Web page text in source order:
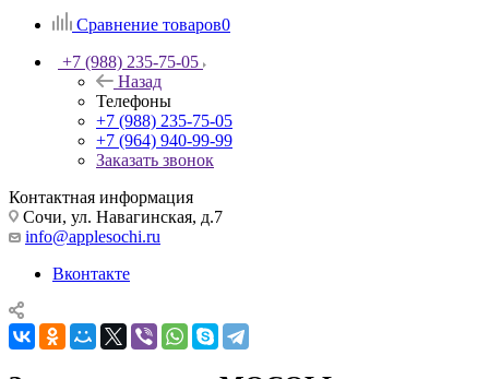
Сравнение товаров0
+7 (988) 235-75-05
Назад
Телефоны
+7 (988) 235-75-05
+7 (964) 940-99-99
Заказать звонок
Контактная информация
Сочи, ул. Навагинская, д.7
info@applesochi.ru
Вконтакте